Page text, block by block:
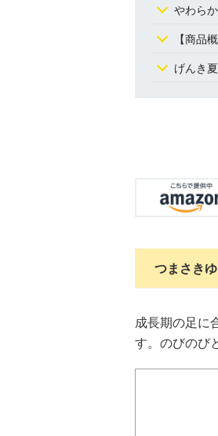
やわら
【商品
げんき
つまさき
成長期の足に
す。のびのび